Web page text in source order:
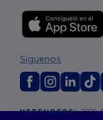
2026.
Síguenos